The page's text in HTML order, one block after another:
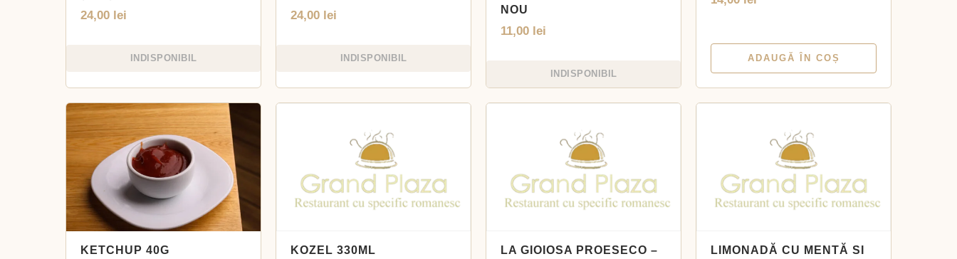
24,00 lei
INDISPONIBIL
24,00 lei
INDISPONIBIL
NOU
11,00 lei
INDISPONIBIL
ADAUGĂ ÎN COȘ
KETCHUP 40G KOZEL 330ML
LA GIOIOSA PROESECO –
LIMONADĂ CU MENTĂ SI